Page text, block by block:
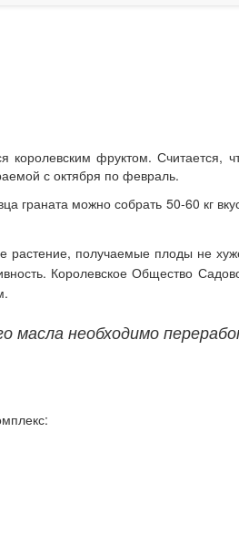
королевским фруктом.
с октября по февраль.
граната можно собрать 50-60
растение, получаемые плоды не
Королевское Общество
масла необходимо